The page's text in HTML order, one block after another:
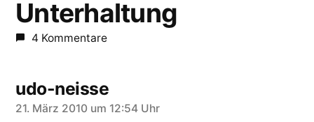
Unterhaltung
4 Kommentare
udo-neisse
schreibt:
21. März 2010 um 12:54 Uhr